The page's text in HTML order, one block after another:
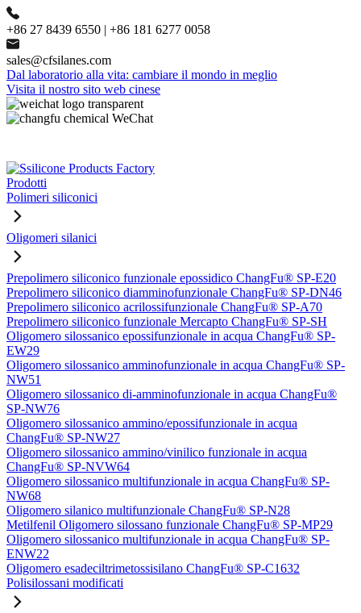
+86 27 8439 6550 | +86 181 6277 0058
sales@cfsilanes.com
Dal laboratorio alla vita: cambiare il mondo in meglio
Visita il nostro sito web cinese
Prodotti
Polimeri siliconici
Oligomeri silanici
Prepolimero siliconico funzionale epossidico ChangFu® SP-E20
Prepolimero siliconico diamminofunzionale ChangFu® SP-DN46
Prepolimero siliconico acrilossifunzionale ChangFu® SP-A70
Prepolimero siliconico funzionale Mercapto ChangFu® SP-SH
Oligomero silossanico epossifunzionale in acqua ChangFu® SP-
EW29
Oligomero silossanico amminofunzionale in acqua ChangFu® SP-
NW51
Oligomero silossanico di-amminofunzionale in acqua ChangFu®
SP-NW76
Oligomero silossanico ammino/epossifunzionale in acqua
ChangFu® SP-NW27
Oligomero silossanico ammino/vinilico funzionale in acqua
ChangFu® SP-NVW64
Oligomero silossanico multifunzionale in acqua ChangFu® SP-
NW68
Oligomero silanico multifunzionale ChangFu® SP-N28
Metilfenil Oligomero silossano funzionale ChangFu® SP-MP29
Oligomero silossanico multifunzionale in acqua ChangFu® SP-
ENW22
Oligomero esadeciltrimetossisilano ChangFu® SP-C1632
Polisilossani modificati